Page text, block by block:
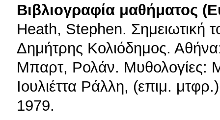
Βιβλιογραφία μαθήματος
Heath, Stephen. Σημειωτική
Δημήτρης Κολιόδημος.
Μπαρτ, Ρολάν. Μυθολογίες:
Ιουλιέττα Ράλλη, (επιμ.
1979.